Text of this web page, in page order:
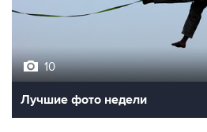
Лучшие фото недели